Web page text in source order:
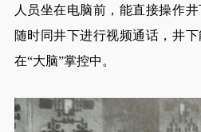
人员坐在电脑前，能直接操作
随时同井下进行视频通话，井
在“大脑”掌控中。